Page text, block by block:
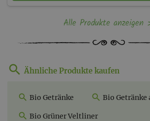
Alle Produkte anzeigen
Ähnliche Produkte kaufen
Bio Getränke Bio Getränke
Bio Grüner Veltliner